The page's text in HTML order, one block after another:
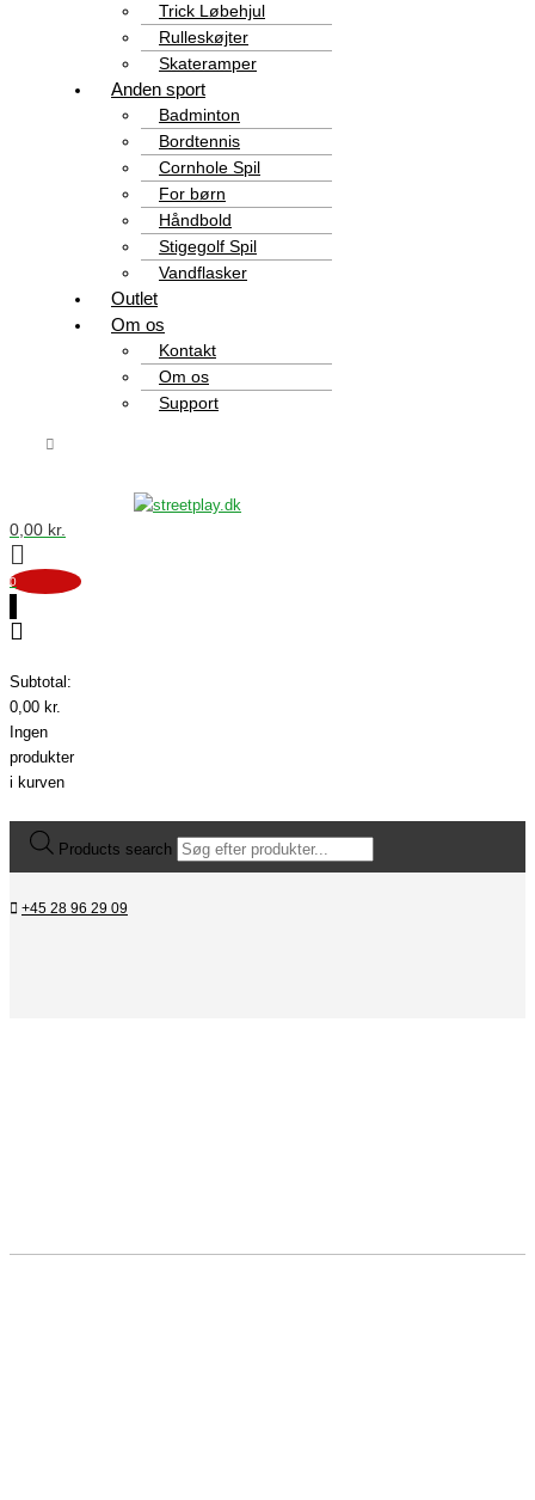
Trick Løbehjul
Rulleskøjter
Skateramper
Anden sport
Badminton
Bordtennis
Cornhole Spil
For børn
Håndbold
Stigegolf Spil
Vandflasker
Outlet
Om os
Kontakt
Om os
Support
0,00 kr.
0
Subtotal:
0,00 kr.
Ingen
produkter
i kurven
Products search
+45 28 96 29 09